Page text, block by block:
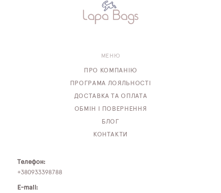
МЕНЮ
ПРО КОМПАНІЮ
ПРОГРАМА ЛОЯЛЬНОСТІ
ДОСТАВКА ТА ОПЛАТА
ОБМІН І ПОВЕРНЕННЯ
БЛОГ
КОНТАКТИ
Телефон:
+380933398788
E-mail: